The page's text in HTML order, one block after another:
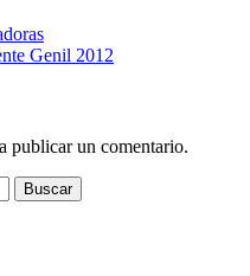
Genil 2012
publicar un comentario.